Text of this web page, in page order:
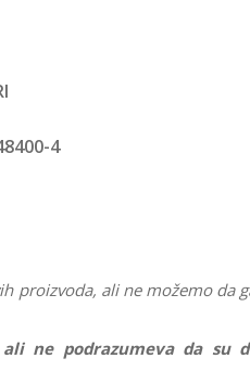
4
proizvoda, ali ne možemo da
ne podrazumeva da su
LP700
53/